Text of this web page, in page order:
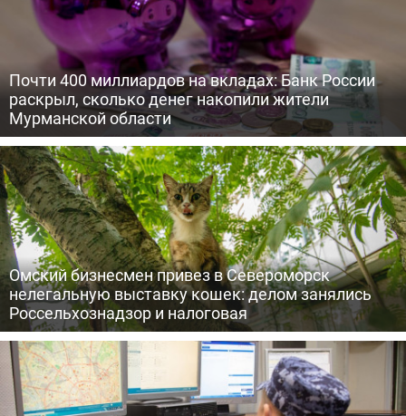
Почти 400 миллиардов на вкладах: Банк России
раскрыл, сколько денег накопили жители
Мурманской области
Омский бизнесмен привез в Североморск
нелегальную выставку кошек: делом занялись
Россельхознадзор и налоговая